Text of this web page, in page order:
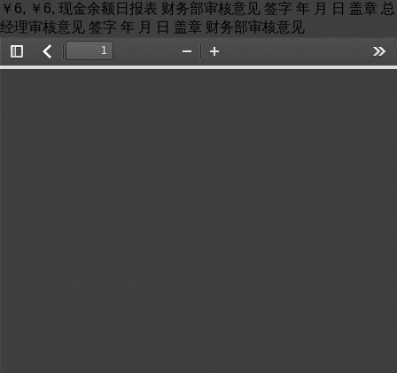
￥6, ￥6, 现金余额日报表 财务部审核意见 签字 年 月 日 盖章 总
经理审核意见 签字 年 月 日 盖章 财务部审核意见
Toggle返
Zoom